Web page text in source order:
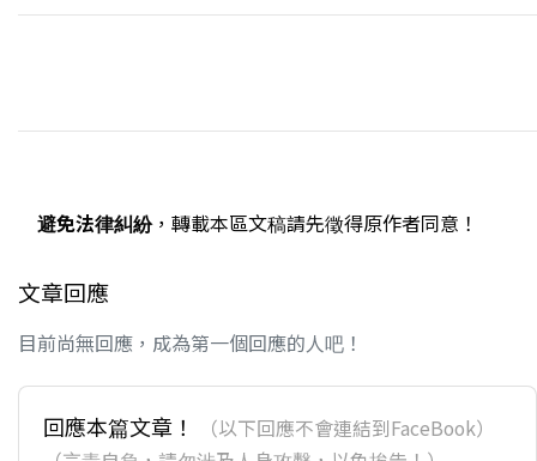
避免法律糾紛，轉載本區文稿請先徵得原作者同意！
文章回應
目前尚無回應，成為第一個回應的人吧！
回應本篇文章！
（以下回應不會連結到FaceBook）